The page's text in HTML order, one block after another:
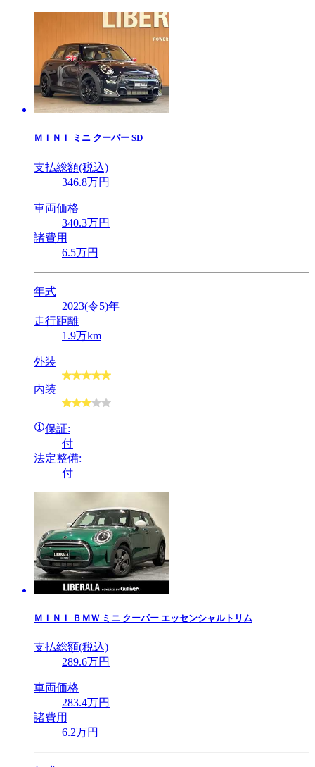
ＭＩＮＩ ミニ クーパー SD
支払総額(税込)
346.8万円
車両価格
340.3万円
諸費用
6.5万円
年式
2023(令5)年
走行距離
1.9万km
外装
内装
保証:
付
法定整備:
付
ＭＩＮＩ ＢＭＷ ミニ クーパー エッセンシャルトリム
支払総額(税込)
289.6万円
車両価格
283.4万円
諸費用
6.2万円